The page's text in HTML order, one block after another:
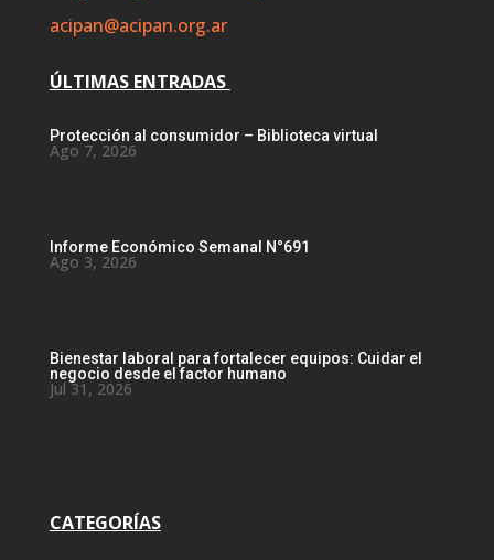
acipan@acipan.org.ar
ÚLTIMAS ENTRADAS
Protección al consumidor – Biblioteca virtual
Ago 7, 2026
Informe Económico Semanal N°691
Ago 3, 2026
Bienestar laboral para fortalecer equipos: Cuidar el
negocio desde el factor humano
Jul 31, 2026
CATEGORÍAS